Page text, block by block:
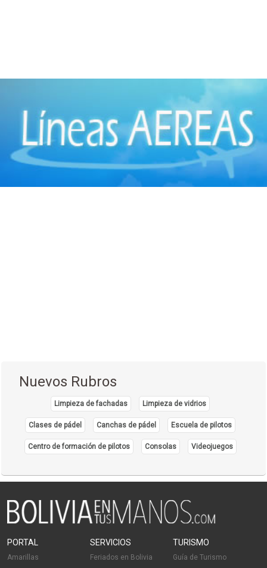
Nuevos Rubros
Limpieza de fachadas Limpieza de vidrios
Clases de pádel Canchas de pádel Escuela de pilotos
Centro de formación de pilotos Consolas Videojuegos
PORTAL
Amarillas
SERVICIOS
Feriados en Bolivia
TURISMO
Guía de Turismo